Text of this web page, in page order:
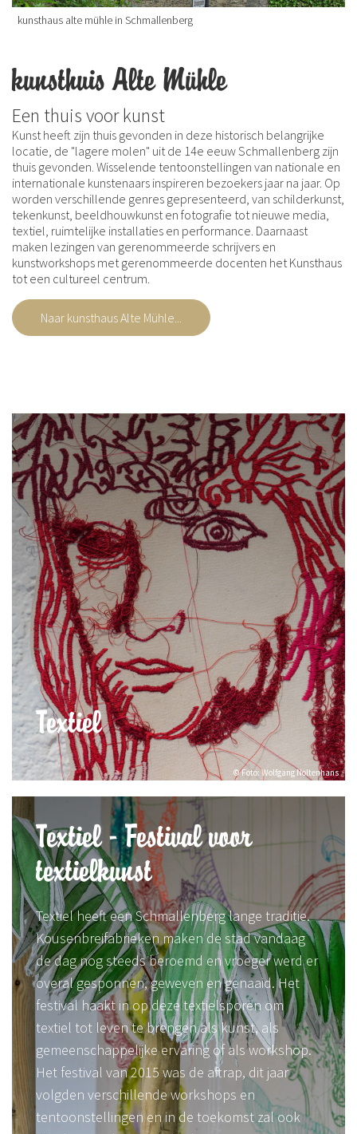
kunsthaus alte mühle in Schmallenberg
kunsthuis Alte Mühle
Een thuis voor kunst
Kunst heeft zijn thuis gevonden in deze historisch belangrijke
locatie, de "lagere molen" uit de 14e eeuw Schmallenberg zijn
thuis gevonden. Wisselende tentoonstellingen van nationale en
internationale kunstenaars inspireren bezoekers jaar na jaar. Op
worden verschillende genres gepresenteerd, van schilderkunst,
tekenkunst, beeldhouwkunst en fotografie tot nieuwe media,
textiel, ruimtelijke installaties en performance. Daarnaast
maken lezingen van gerenommeerde schrijvers en
kunstworkshops met gerenommeerde docenten het Kunsthaus
tot een cultureel centrum.
Naar kunsthaus Alte Mühle...
© Foto: Wolfgang Noltenhans
Textiel
Textiel - Festival voor
textielkunst
Textiel heeft een Schmallenberg lange traditie.
Kousenbreifabrieken maken de stad vandaag
de dag nog steeds beroemd en vroeger werd er
overal gesponnen, geweven en genaaid. Het
festival haakt in op deze textielsporen om
textiel tot leven te brengen als kunst, als
gemeenschappelijke ervaring of als workshop.
Het festival van 2015 was de aftrap, dit jaar
volgden verschillende workshops en
tentoonstellingen en in de toekomst zal ook